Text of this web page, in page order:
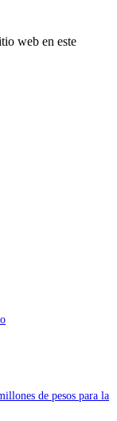
web en este
de pesos para la